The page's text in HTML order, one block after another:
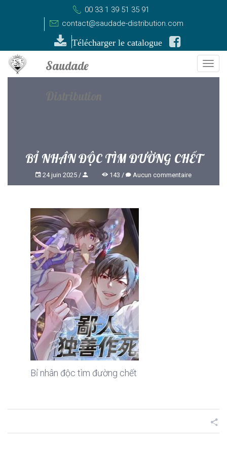
00 33 1 39 51 35 91
contact@saudade-distribution.com
Télécharger le catalogue
BỈ NHÂN ĐỘC TÌM ĐƯỜNG CHẾT
24 juin 2025 143 Aucun commentaire
Bỉ nhân độc tìm đường chết